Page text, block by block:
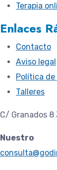
Terapia
Enlaces
Contacto
Aviso legal
Política
Talleres
C/ Granados 8